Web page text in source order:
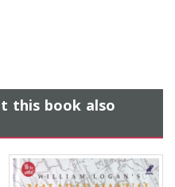
this book also